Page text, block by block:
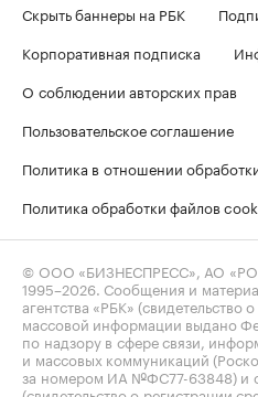
Скрыть баннеры на РБК
Корпоративная подписка
О соблюдении авторских прав
Пользовательское соглашение
Политика в отношении
Политика обработки файлов
© ООО «БИЗНЕСПРЕСС», АО
1995–2026 . Сообщения и
агентства «РБК» (свидетельство
массовой информации выдано
по надзору в сфере связи,
и массовых коммуникаций
за номером ИА №ФС77-63848) и